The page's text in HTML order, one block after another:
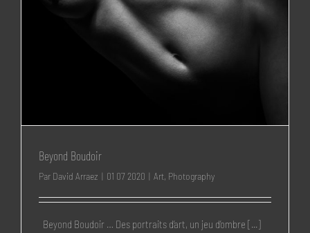
Beyond Boudoir
Par David Arraez | 01 07 2020 | Art, Photography
Beyond Boudoir … Des portraits d’art, un jeu d’ombre [...]